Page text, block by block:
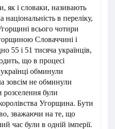
як і словаки, називають
в переліку,
всього чотири
Словаччині і
55 і 51 тисяча українців,
що в процесі
обминули
зовсім не обминули
розселення були
Угорщина. Бути
зважаючи на те, що
час були в одній імперії.